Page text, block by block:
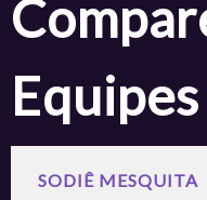
Compare as
Equipes
SODIÊ MESQUITA